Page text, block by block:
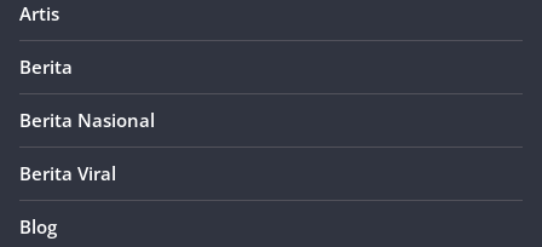
Artis
Berita
Berita Nasional
Berita Viral
Blog